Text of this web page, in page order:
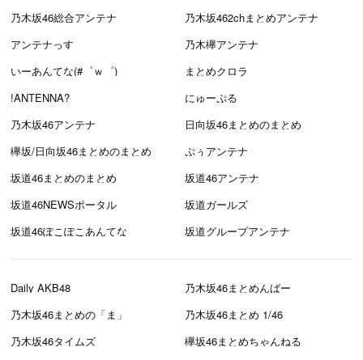
乃木坂46総合アンテナ
乃木坂462chまとめアンテナ
アンテナっす
乃木欅アンテナ
いーあんてな(#゜ｗ゜)
まとめクロラ
!ANTENNA?
にゅーぷる
乃木坂46アンテナ
日向坂46まとめのまとめ
欅坂/日向坂46まとめのまとめ
ぷぅアンテナ
坂道46まとめのまとめ
坂道46アンテナ
坂道46NEWSポータル
坂道ガールズ
坂道46ぽこぽこあんてな
坂道グループアンテナ
Daily AKB48
乃木坂46まとめんばー
乃木坂46まとめの「ま」
乃木坂46まとめ 1/46
乃木坂46タイムズ
欅坂46まとめちゃんねる